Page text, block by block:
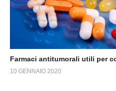
Farmaci antitumorali utili per
10 GENNAIO 2020